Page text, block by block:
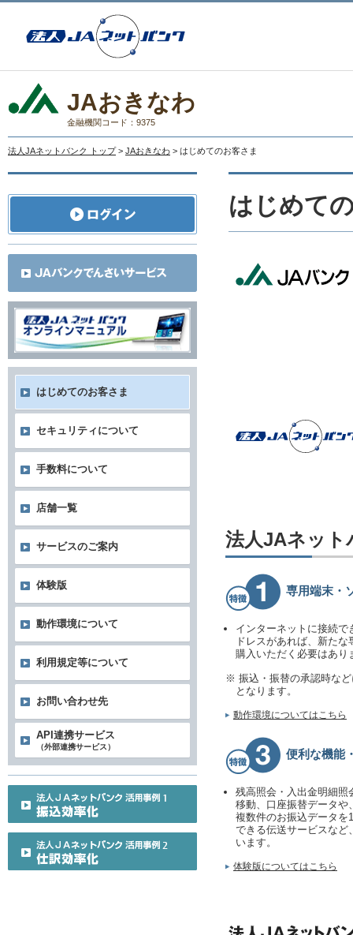
JAおきなわ
金融機関コード：9375
法人JAネットバンク トップ > JAおきなわ > はじめてのお客さま
はじめて
法人JAネット
専用端末・
インターネットに接続
ドレスがあれば、新た
購入いただく必要はあり
※ 振込・振替の承認時な
となります。
動作環境についてはこちら
便利な機能
残高照会・入出金明細照
移動、口座振替データや
複数件のお振込データを
できる伝送サービスなど
います。
体験版についてはこちら
はじめてのお客さま
セキュリティについて
手数料について
店舗一覧
サービスのご案内
体験版
動作環境について
利用規定等について
お問い合わせ先
API連携サービス
（外部連携サービス）